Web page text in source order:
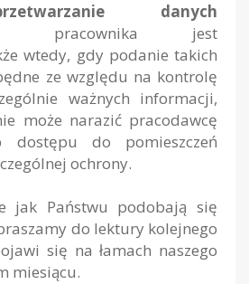
danych
pracownika jest
wtedy, gdy podanie takich
ze względu na kontrolę
ważnych informacji,
może narazić pracodawcę
do pomieszczeń
ochrony.
jak Państwu podobają się
do lektury kolejnego
się na łamach naszego
miesiącu.